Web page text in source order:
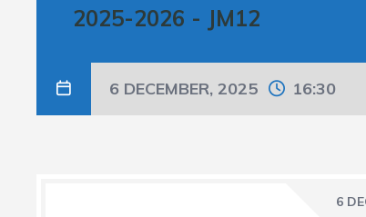
2025-2026 - JM12
6 DECEMBER, 2025 16:30
6